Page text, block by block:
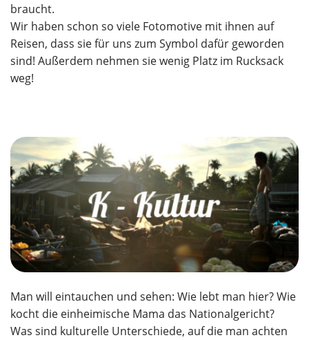
braucht.
Wir haben schon so viele Fotomotive mit ihnen auf
Reisen, dass sie für uns zum Symbol dafür geworden
sind! Außerdem nehmen sie wenig Platz im Rucksack
weg!
Man will eintauchen und sehen: Wie lebt man hier? Wie
kocht die einheimische Mama das Nationalgericht?
Was sind kulturelle Unterschiede, auf die man achten